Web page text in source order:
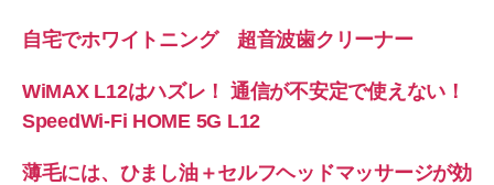
自宅でホワイトニング 超音波歯クリーナー
WiMAX L12はハズレ！ 通信が不安定で使えない！
SpeedWi-Fi HOME 5G L12
薄毛には、ひまし油＋セルフヘッドマッサージが効